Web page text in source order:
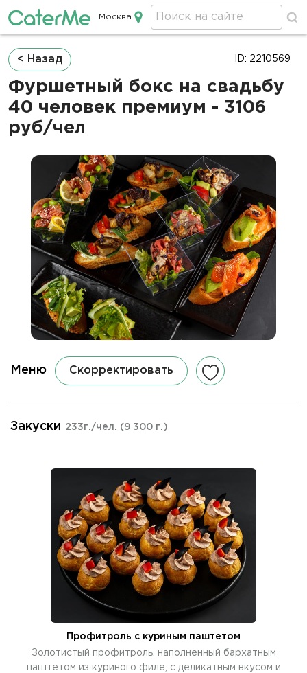
Кейтеринг в Москве
Москва
Строка
навигации
< Назад
Фуршетный бокс на свадьбу
40 человек премиум - 3106
руб/чел
ID: 2210569
Меню Скорректировать
Закуски 233г./чел. (9 300 г.)
Профитроль с куриным паштетом
Золотистый профитроль, наполненный бархатным
паштетом из куриного филе, с деликатным вкусом и